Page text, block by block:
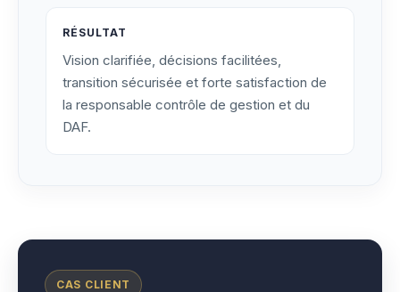
RÉSULTAT
Vision clarifiée, décisions facilitées,
transition sécurisée et forte satisfaction de
la responsable contrôle de gestion et du
DAF.
CAS CLIENT